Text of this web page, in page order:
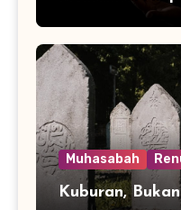
Muhasabah
Kuburan,